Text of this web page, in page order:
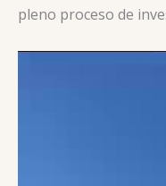
pleno proceso de